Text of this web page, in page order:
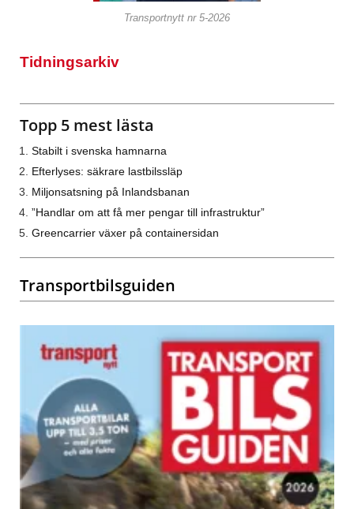
Transportnytt nr 5-2026
Tidningsarkiv
Topp 5 mest lästa
Stabilt i svenska hamnarna
Efterlyses: säkrare lastbilssläp
Miljonsatsning på Inlandsbanan
”Handlar om att få mer pengar till infrastruktur”
Greencarrier växer på containersidan
Transportbilsguiden